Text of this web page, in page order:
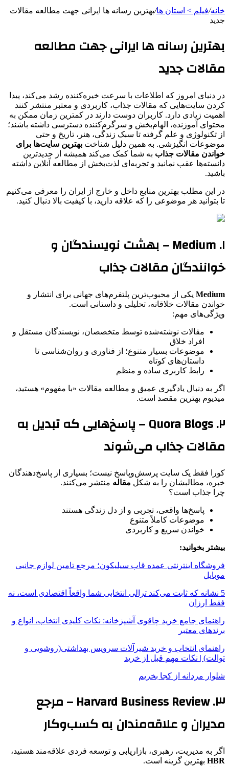
خانه/فیلم > استان ها/بهترین رسانه ها ایرانی جهت مطالعه مقالات
جدید
بهترین رسانه ها ایرانی جهت مطالعه
مقالات جدید
در دنیای امروز که اطلاعات با سرعت خیره‌کننده رشد می‌کند، پیدا
کردن سایت‌هایی که مقالات جذاب، کاربردی و معتبر منتشر کنند
اهمیت زیادی دارد. کاربران دوست دارند در کمترین زمان ممکن به
محتوای آموزنده، الهام‌بخش و سرگرم‌کننده دسترسی داشته باشند؛
از تکنولوژی و علم گرفته تا سبک زندگی، هنر، تاریخ و حتی
موضوعات انگیزشی. به همین دلیل شناخت بهترین سایت‌ها برای
خواندن مقالات جذاب به شما کمک می‌کند همیشه از جدیدترین
دانسته‌ها عقب نمانید و تجربه‌ای لذت‌بخش از مطالعه آنلاین داشته
باشید.
در این مطلب بهترین منابع داخل و خارج از ایران را معرفی می‌کنیم
تا بتوانید هر موضوعی را که علاقه دارید، با کیفیت بالا دنبال کنید.
۱. Medium – بهشت نویسندگان و
خوانندگان مقالات جذاب
Medium یکی از محبوب‌ترین پلتفرم‌های جهانی برای انتشار و
خواندن مقالات خلاقانه، تحلیلی و داستانی است.
ویژگی‌های مهم:
مقالات نوشته‌شده توسط متخصصان، نویسندگان مستقل و
افراد خلاق
موضوعات بسیار متنوع؛ از فناوری و روان‌شناسی تا
داستان‌های کوتاه
رابط کاربری ساده و منظم
اگر به دنبال یادگیری عمیق و مطالعه مقالات «با مفهوم» هستید،
میدیوم بهترین مقصد است.
۲. Quora Blogs – پاسخ‌هایی که تبدیل به
مقالات جذاب می‌شوند
کورا فقط یک سایت پرسش‌وپاسخ نیست؛ بسیاری از پاسخ‌دهندگان
خبره، مطالبشان را به شکل مقاله منتشر می‌کنند.
چرا جذاب است؟
پاسخ‌ها واقعی، تجربی و از دل زندگی هستند
موضوعات کاملاً متنوع
خواندن سریع و کاربردی
بیشتر بخوانید:
فروشگاه اینترنتی عمده قاب سیلیکون؛ مرجع تامین لوازم جانبی
موبایل
5 نشانه که ثابت می‌کند ترالی انتخابی شما واقعاً اقتصادی است، نه
فقط ارزان
راهنمای جامع خرید چاقوی آشپزخانه: نکات کلیدی انتخاب، انواع و
برندهای معتبر
راهنمای انتخاب و خرید شیرآلات سرویس بهداشتی(روشویی و
توالت) | نکات مهم قبل از خرید
شلوار مردانه از کجا بخریم
۳. Harvard Business Review – مرجع
مدیران و علاقه‌مندان به کسب‌وکار
اگر به مدیریت، رهبری، بازاریابی و توسعه فردی علاقه‌مند هستید،
HBR بهترین گزینه است.